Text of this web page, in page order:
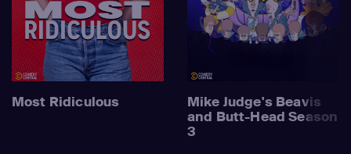
Most Ridiculous
Mike Judge's Beavis
and Butt-Head Season
3